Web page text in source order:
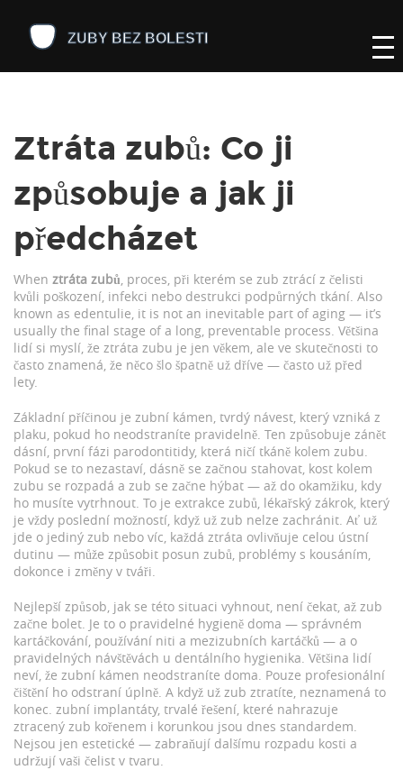
Ztráta zubů: Co ji
způsobuje a jak ji
předcházet
When ztráta zubů, proces, při kterém se zub ztrácí z čelisti
kvůli poškození, infekci nebo destrukci podpůrných tkání. Also
known as edentulie, it is not an inevitable part of aging — it’s
usually the final stage of a long, preventable process. Většina
lidí si myslí, že ztráta zubu je jen věkem, ale ve skutečnosti to
často znamená, že něco šlo špatně už dříve — často už před
lety.
Základní příčinou je zubní kámen, tvrdý návest, který vzniká z
plaku, pokud ho neodstraníte pravidelně. Ten způsobuje zánět
dásní, první fázi parodontitidy, která ničí tkáně kolem zubu.
Pokud se to nezastaví, dásně se začnou stahovat, kost kolem
zubu se rozpadá a zub se začne hýbat — až do okamžiku, kdy
ho musíte vytrhnout. To je extrakce zubů, lékařský zákrok, který
je vždy poslední možností, když už zub nelze zachránit. Ať už
jde o jediný zub nebo víc, každá ztráta ovlivňuje celou ústní
dutinu — může způsobit posun zubů, problémy s kousáním,
dokonce i změny v tváři.
Nejlepší způsob, jak se této situaci vyhnout, není čekat, až zub
začne bolet. Je to o pravidelné hygieně doma — správném
kartáčkování, používání niti a mezizubních kartáčků — a o
pravidelných návštěvách u dentálního hygienika. Většina lidí
neví, že zubní kámen neodstraníte doma. Pouze profesionální
čištění ho odstraní úplně. A když už zub ztratíte, neznamená to
konec. zubní implantáty, trvalé řešení, které nahrazuje
ztracený zub kořenem i korunkou jsou dnes standardem.
Nejsou jen estetické — zabraňují dalšímu rozpadu kosti a
udržují vaši čelist v tvaru.